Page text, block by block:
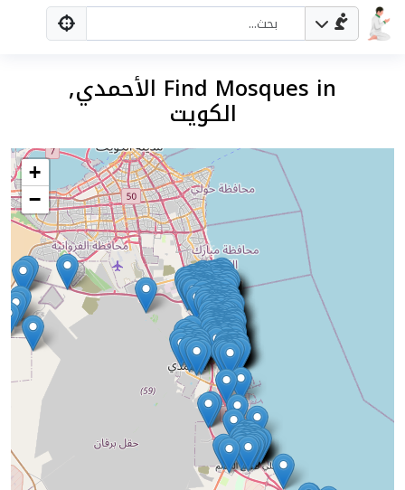
Find Mosques in الأحمدي,
الكويت
+
−